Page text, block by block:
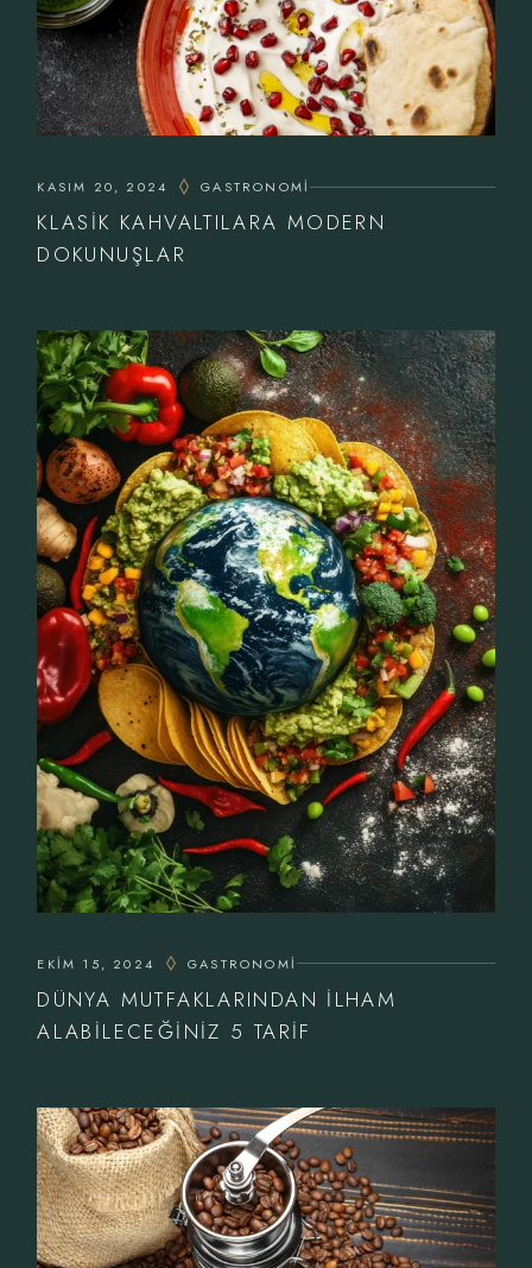
KASIM 20, 2024 GASTRONOMI
KLASIK KAHVALTILARA MODERN
DOKUNUŞLAR
EKIM 15, 2024 GASTRONOMI
DÜNYA MUTFAKLARINDAN İLHAM
ALABILECEĞINIZ 5 TARIF